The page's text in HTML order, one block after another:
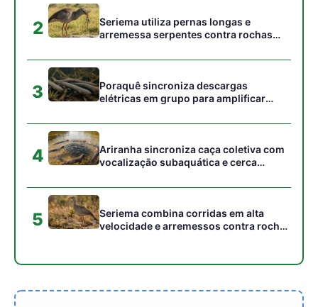
no cerrado
Gostou desta reportagem?
Siga a Revista Amazônia no Google News
Relacionado